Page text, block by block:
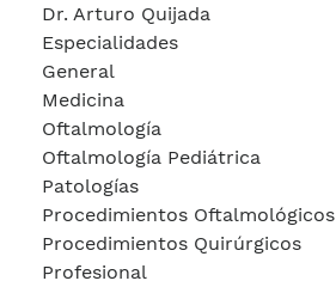
Dr. Arturo Quijada
Especialidades
General
Medicina
Oftalmología
Oftalmología Pediátrica
Patologías
Procedimientos Oftalmológicos
Procedimientos Quirúrgicos
Profesional